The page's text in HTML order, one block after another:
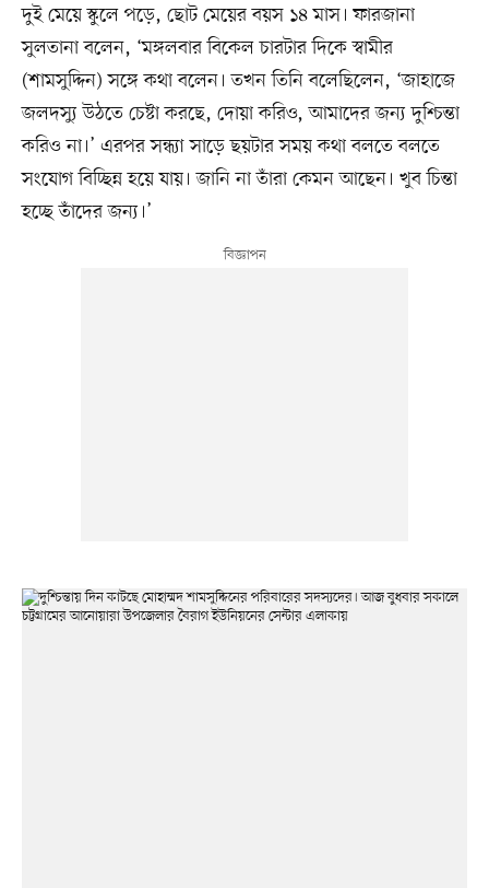
দুই মেয়ে স্কুলে পড়ে, ছোট মেয়ের বয়স ১৪ মাস। ফারজানা
সুলতানা বলেন, ‘মঙ্গলবার বিকেল চারটার দিকে স্বামীর
(শামসুদ্দিন) সঙ্গে কথা বলেন। তখন তিনি বলেছিলেন, ‘জাহাজে
জলদস্যু উঠতে চেষ্টা করছে, দোয়া করিও, আমাদের জন্য দুশ্চিন্তা
করিও না।’ এরপর সন্ধ্যা সাড়ে ছয়টার সময় কথা বলতে বলতে
সংযোগ বিচ্ছিন্ন হয়ে যায়। জানি না তাঁরা কেমন আছেন। খুব চিন্তা
হচ্ছে তাঁদের জন্য।’